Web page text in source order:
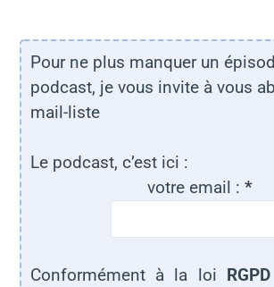
Pour ne plus manquer un
podcast, je vous invite à vous
mail-liste
Le podcast, c’est ici :
votre email : *
Conformément à la loi RGPD